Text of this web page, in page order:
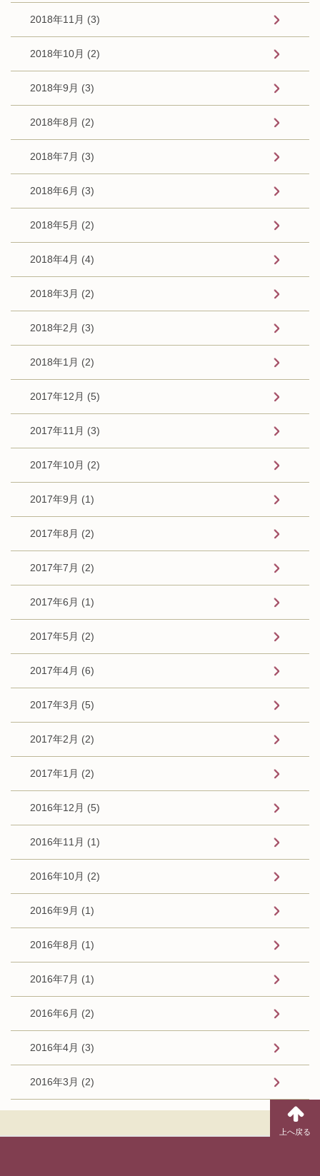
2018年11月 (3)
2018年10月 (2)
2018年9月 (3)
2018年8月 (2)
2018年7月 (3)
2018年6月 (3)
2018年5月 (2)
2018年4月 (4)
2018年3月 (2)
2018年2月 (3)
2018年1月 (2)
2017年12月 (5)
2017年11月 (3)
2017年10月 (2)
2017年9月 (1)
2017年8月 (2)
2017年7月 (2)
2017年6月 (1)
2017年5月 (2)
2017年4月 (6)
2017年3月 (5)
2017年2月 (2)
2017年1月 (2)
2016年12月 (5)
2016年11月 (1)
2016年10月 (2)
2016年9月 (1)
2016年8月 (1)
2016年7月 (1)
2016年6月 (2)
2016年4月 (3)
2016年3月 (2)